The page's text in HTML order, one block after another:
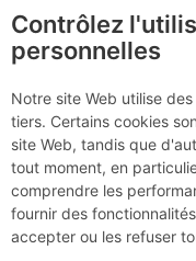
Schalb
partie de
Activités
Date/heure
Contrôlez
personnelles
Notre site Web utilise
tiers. Certains cookies
site Web, tandis que
tout moment, en
comprendre les
fournir des
accepter ou les refuser